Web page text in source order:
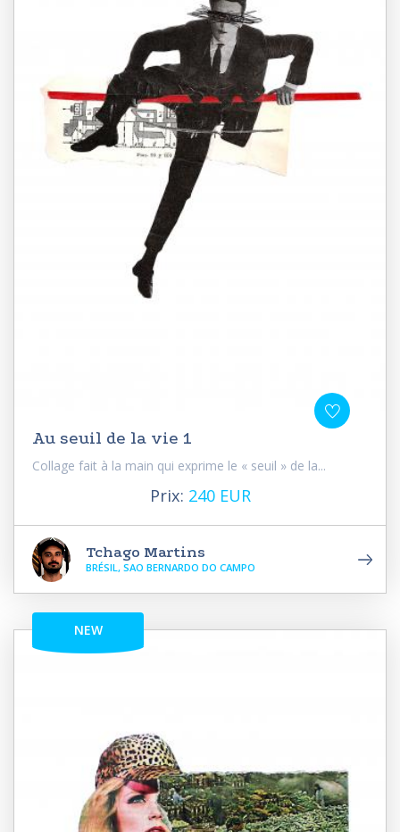
Au seuil de la vie 1
Collage fait à la main qui exprime le « seuil » de la...
Prix: 240 EUR
Tchago Martins
BRÉSIL, SAO BERNARDO DO CAMPO
NEW